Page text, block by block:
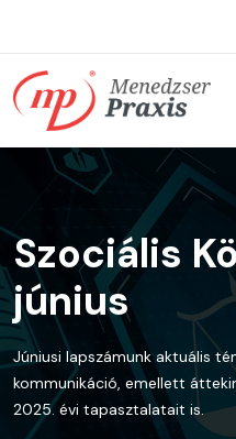
Szociális
június
Júniusi lapszámunk aktuális
kommunikáció, emellett
2025. évi tapasztalatait is.